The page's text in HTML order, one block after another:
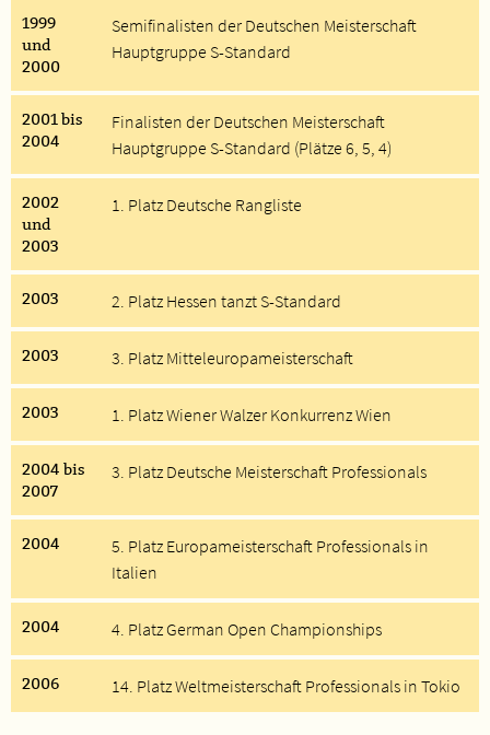
1999
und
2000
Semifinalisten der Deutschen Meisterschaft
Hauptgruppe S-Standard
2001 bis
2004
Finalisten der Deutschen Meisterschaft
Hauptgruppe S-Standard (Plätze 6, 5, 4)
2002
und
2003
1. Platz Deutsche Rangliste
2003 2. Platz Hessen tanzt S-Standard
2003 3. Platz Mitteleuropameisterschaft
2003 1. Platz Wiener Walzer Konkurrenz Wien
2004 bis
2007
3. Platz Deutsche Meisterschaft Professionals
2004
5. Platz Europameisterschaft Professionals in
Italien
2004 4. Platz German Open Championships
2006 14. Platz Weltmeisterschaft Professionals in Tokio